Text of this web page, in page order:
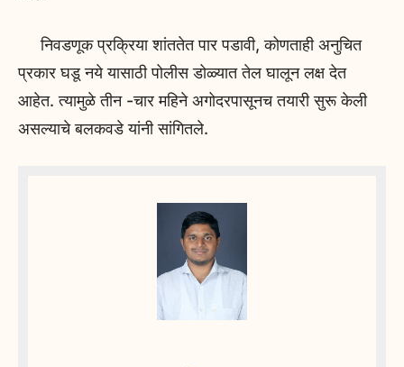
निवडणूक प्रक्रिया शांततेत पार पडावी, कोणताही अनुचित
प्रकार घडू नये यासाठी पोलीस डोळ्यात तेल घालून लक्ष देत
आहेत. त्यामुळे तीन -चार महिने अगोदरपासूनच तयारी सुरू केली
असल्याचे बलकवडे यांनी सांगितले.